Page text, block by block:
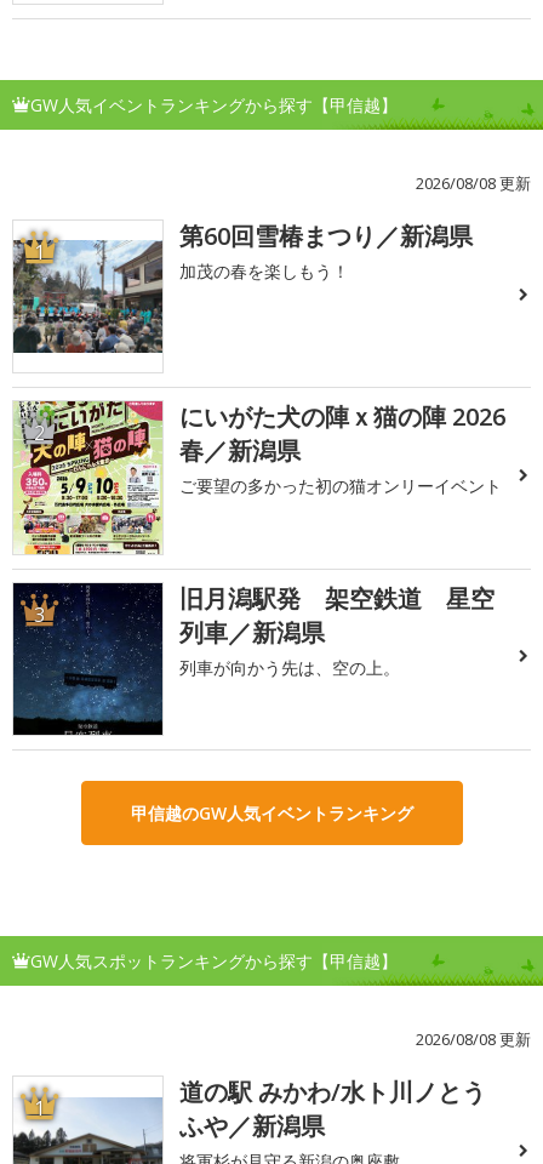
GW人気イベントランキングから探す【甲信越】
2026/08/08 更新
1 第60回雪椿まつり／新潟県
加茂の春を楽しもう！
2
にいがた犬の陣ｘ猫の陣 2026
春／新潟県
ご要望の多かった初の猫オンリーイベント
3
旧月潟駅発 架空鉄道 星空
列車／新潟県
列車が向かう先は、空の上。
甲信越のGW人気イベントランキング
GW人気スポットランキングから探す【甲信越】
2026/08/08 更新
1
道の駅 みかわ/水ト川ノとう
ふや／新潟県